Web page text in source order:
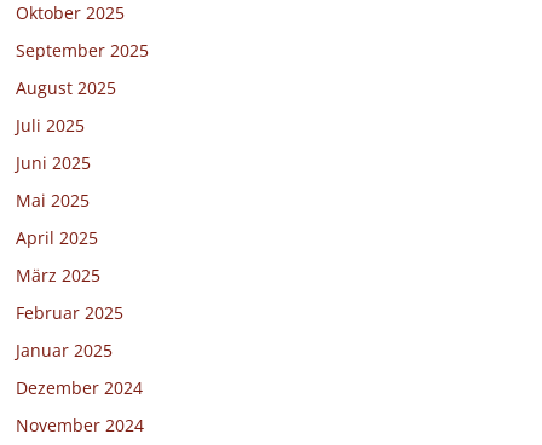
Oktober 2025
September 2025
August 2025
Juli 2025
Juni 2025
Mai 2025
April 2025
März 2025
Februar 2025
Januar 2025
Dezember 2024
November 2024